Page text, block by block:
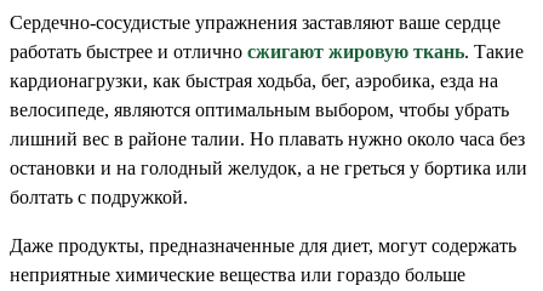
Сердечно-сосудистые упражнения заставляют ваше сердце
работать быстрее и отлично сжигают жировую ткань. Такие
кардионагрузки, как быстрая ходьба, бег, аэробика, езда на
велосипеде, являются оптимальным выбором, чтобы убрать
лишний вес в районе талии. Но плавать нужно около часа без
остановки и на голодный желудок, а не греться у бортика или
болтать с подружкой.
Даже продукты, предназначенные для диет, могут содержать
неприятные химические вещества или гораздо больше